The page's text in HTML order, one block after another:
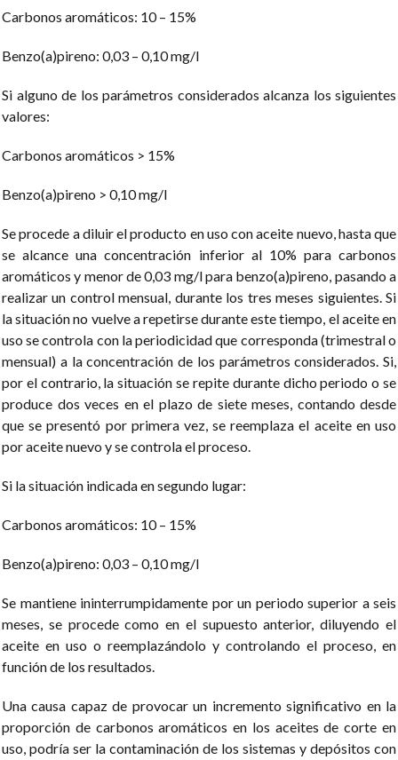
Carbonos aromáticos: 10 – 15%
Benzo(a)pireno: 0,03 – 0,10 mg/l
Si alguno de los parámetros considerados alcanza los siguientes
valores:
Carbonos aromáticos > 15%
Benzo(a)pireno > 0,10 mg/l
Se procede a diluir el producto en uso con aceite nuevo, hasta que
se alcance una concentración inferior al 10% para carbonos
aromáticos y menor de 0,03 mg/l para benzo(a)pireno, pasando a
realizar un control mensual, durante los tres meses siguientes. Si
la situación no vuelve a repetirse durante este tiempo, el aceite en
uso se controla con la periodicidad que corresponda (trimestral o
mensual) a la concentración de los parámetros considerados. Si,
por el contrario, la situación se repite durante dicho periodo o se
produce dos veces en el plazo de siete meses, contando desde
que se presentó por primera vez, se reemplaza el aceite en uso
por aceite nuevo y se controla el proceso.
Si la situación indicada en segundo lugar:
Carbonos aromáticos: 10 – 15%
Benzo(a)pireno: 0,03 – 0,10 mg/l
Se mantiene ininterrumpidamente por un periodo superior a seis
meses, se procede como en el supuesto anterior, diluyendo el
aceite en uso o reemplazándolo y controlando el proceso, en
función de los resultados.
Una causa capaz de provocar un incremento significativo en la
proporción de carbonos aromáticos en los aceites de corte en
uso, podría ser la contaminación de los sistemas y depósitos con